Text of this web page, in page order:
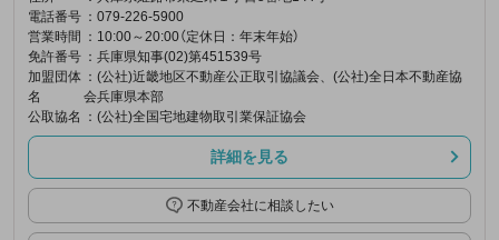
電話番号 ：079-226-5900
営業時間 ：10:00～20:00（定休日：年末年始）
免許番号 ：兵庫県知事(02)第451539号
加盟団体
名
：(公社)近畿地区不動産公正取引協議会、(公社)全日本不動産協
会兵庫県本部
公取協名
：(公社)全国宅地建物取引業保証協会
詳細を見る
不動産会社に相談したい